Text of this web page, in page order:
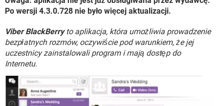
WINDOWS 10
Po wersji 4.3.0.728 nie było więcej aktualizacji.
Viber BlackBerryto aplikacja, która umożliwia prowadzenie
bezpłatnych rozmów, oczywiście pod warunkiem, że jej
uczestnicy zainstalowali program i mają dostęp do
Internetu.